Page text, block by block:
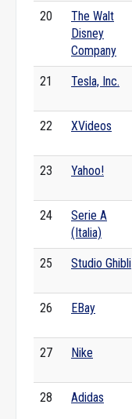
20
The Walt
Disney
Company
21 Tesla, Inc.
22 XVideos
23 Yahoo!
24
Serie A
(Italia)
25 Studio Ghibli
26 EBay
27 Nike
28 Adidas